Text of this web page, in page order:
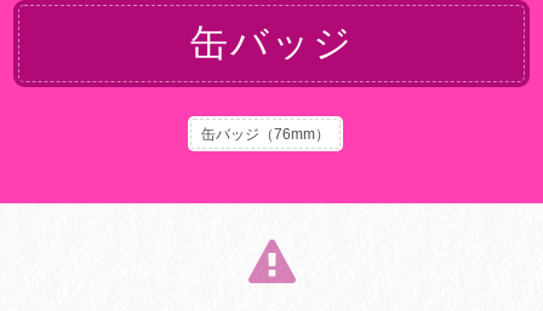
缶バッジ
缶バッジ（76mm）